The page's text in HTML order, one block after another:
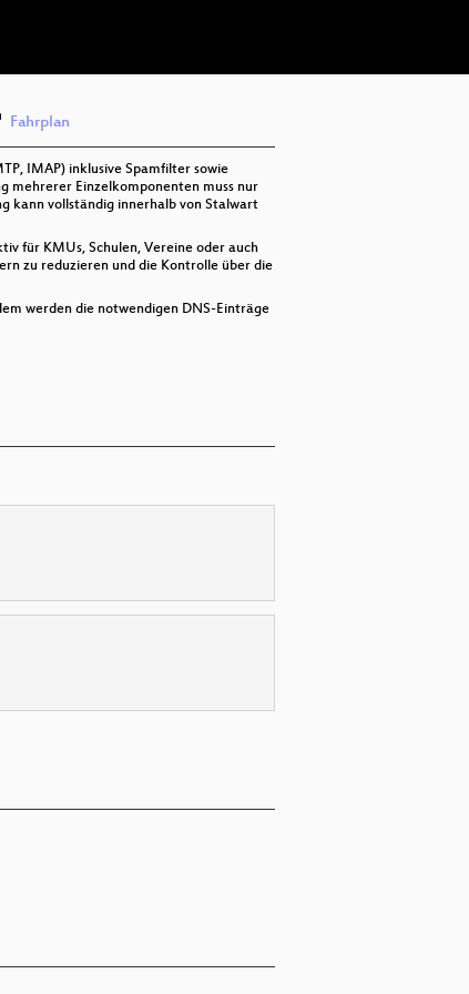
Fahrplan
IMAP) inklusive Spamfilter sowie
mehrerer Einzelkomponenten muss nur
kann vollständig innerhalb von Stalwart
für KMUs, Schulen, Vereine oder auch
zu reduzieren und die Kontrolle über die
werden die notwendigen DNS-Einträge